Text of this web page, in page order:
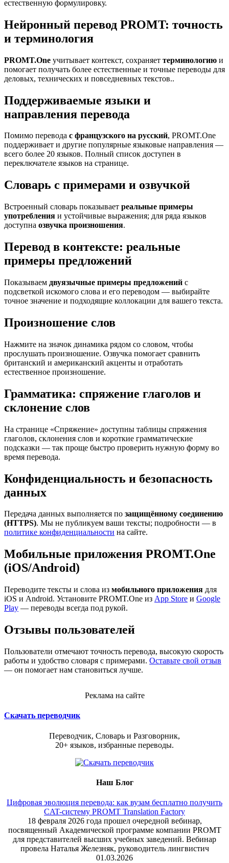
естественную формулировку.
Нейронный перевод PROMT: точность
и терминология
PROMT.One учитывает контекст, сохраняет терминологию и
помогает получать более естественные и точные переводы для
деловых, технических и повседневных текстов..
Поддерживаемые языки и
направления перевода
Помимо перевода с французского на русский, PROMT.One
поддерживает и другие популярные языковые направления —
всего более 20 языков. Полный список доступен в
переключателе языков на странице.
Словарь с примерами и озвучкой
Встроенный словарь показывает реальные примеры
употребления и устойчивые выражения; для ряда языков
доступна озвучка произношения.
Перевод в контексте: реальные
примеры предложений
Показываем двуязычные примеры предложений с
подсветкой искомого слова и его переводом — выбирайте
точное значение и подходящие коллокации для вашего текста.
Произношение слов
Нажмите на значок динамика рядом со словом, чтобы
прослушать произношение. Озвучка помогает сравнить
британский и американский акценты и отработать
естественное произношение.
Грамматика: спряжение глаголов и
склонение слов
На странице «Спряжение» доступны таблицы спряжения
глаголов, склонения слов и короткие грамматические
подсказки — так проще быстро проверить нужную форму во
время перевода.
Конфиденциальность и безопасность
данных
Передача данных выполняется по защищённому соединению
(HTTPS). Мы не публикуем ваши тексты; подробности — в
политике конфиденциальности на сайте.
Мобильные приложения PROMT.One
(iOS/Android)
Переводите тексты и слова из мобильного приложения для
iOS и Android. Установите PROMT.One из App Store и Google
Play — переводы всегда под рукой.
Отзывы пользователей
Пользователи отмечают точность перевода, высокую скорость
работы и удобство словаря с примерами. Оставьте свой отзыв
— он помогает нам становиться лучше.
Реклама на сайте
Скачать переводчик
Переводчик, Словарь и Разговорник,
20+ языков, избранные переводы.
Наш Блог
Цифровая эволюция перевода: как вузам бесплатно получить
CAT-систему PROMT Translation Factory
18 февраля 2026 года прошел очередной вебинар,
посвященный Академической программе компании PROMT
для представителей высших учебных заведений. Вебинар
провела Наталья Железняк, руководитель лингвистич
01.03.2026